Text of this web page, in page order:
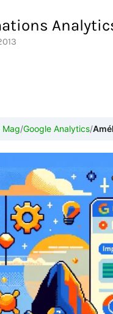
Mag/Google Analytics/